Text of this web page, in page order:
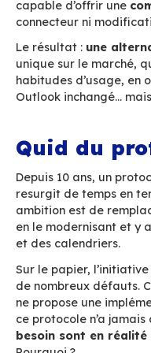
matière de
plus utilisé dans
un ensemble de
Microsoft. Retirer
dégrader
entretenue par
de force
votre
A partir de sa
d’ampleur:
serveur. C’est